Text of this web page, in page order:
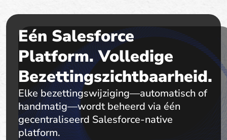
Eén Salesforce
Platform. Volledige
Bezettingszichtbaarheid.
Elke bezettingswijziging—automatisch of
handmatig—wordt beheerd via één
gecentraliseerd Salesforce-native
platform.